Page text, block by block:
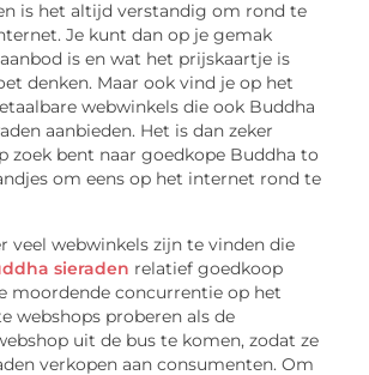
is het altijd verstandig om rond te
Je kunt dan op je gemak
is en wat het prijskaartje is
denken. Maar ook vind je op het
webwinkels die ook Buddha
aanbieden. Het is dan zeker
zoek bent naar goedkope Buddha to
om eens op het internet rond te
veel webwinkels zijn te vinden die
sieraden relatief goedkoop
moordende concurrentie op het
webshops proberen als de
uit de bus te komen, zodat ze
verkopen aan consumenten. Om